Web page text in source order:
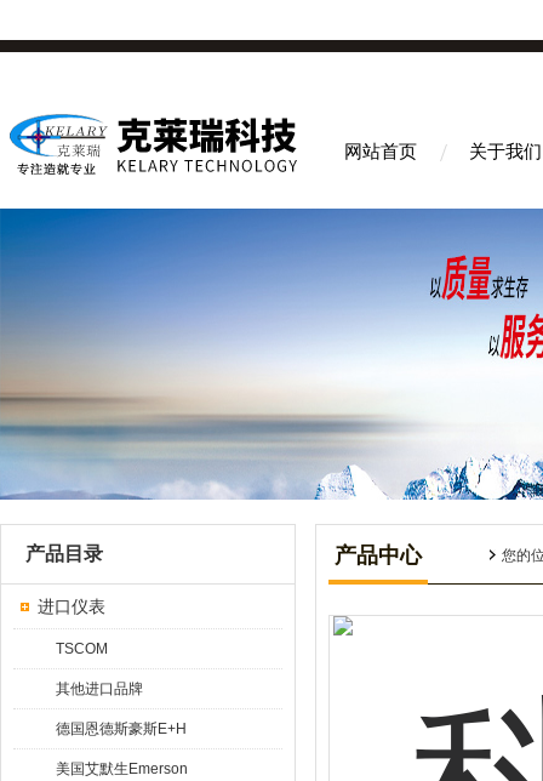
网站首页 关于我们
产品目录
进口仪表
TSCOM
其他进口品牌
德国恩德斯豪斯E+H
美国艾默生Emerson
产品中心 您的